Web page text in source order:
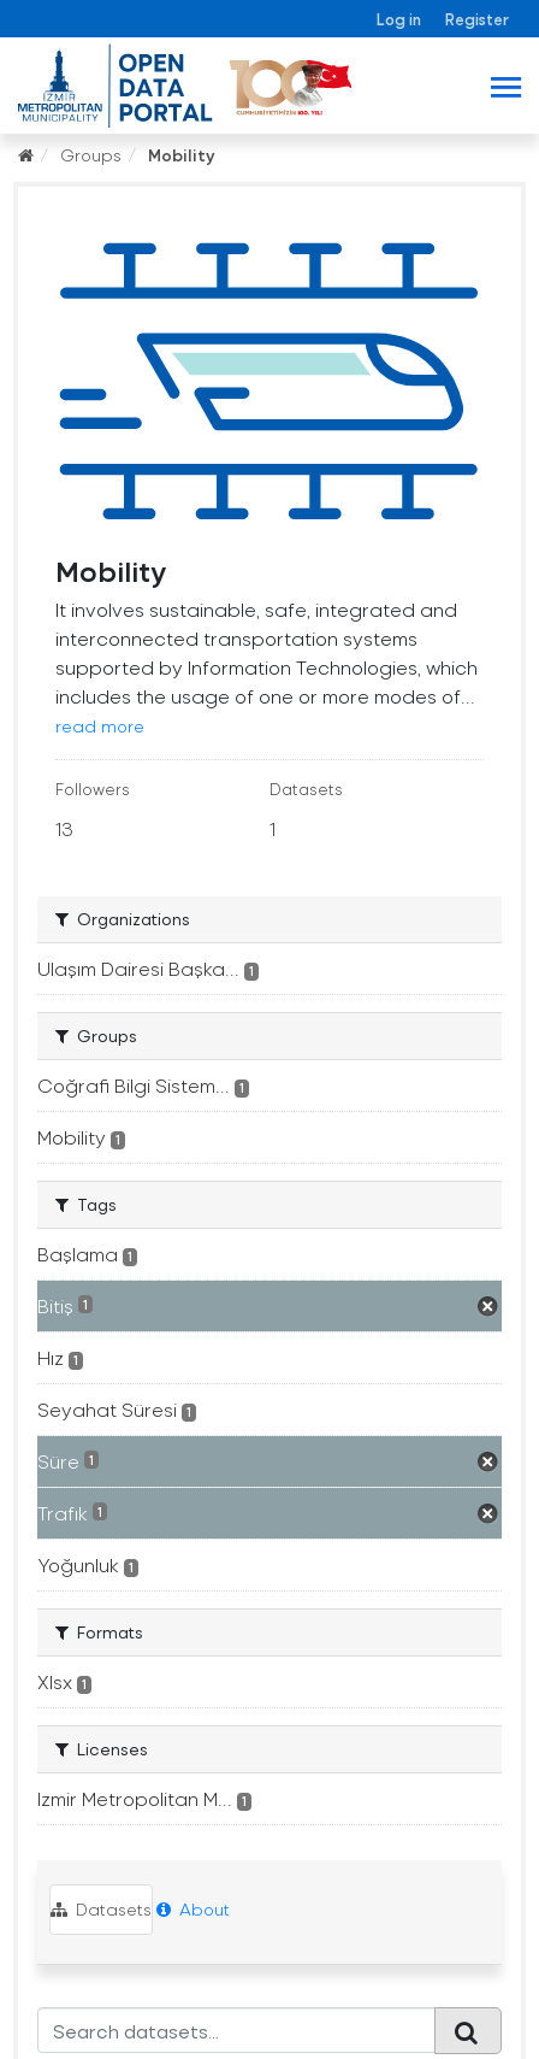
Log in Register
Groups Mobility
Mobility
It involves sustainable, safe, integrated and
interconnected transportation systems
supported by Information Technologies, which
includes the usage of one or more modes of...
read more
Followers
13
Datasets
1
Organizations
Ulaşım Dairesi Başka... 1
Groups
Coğrafi Bilgi Sistem... 1
Mobility 1
Tags
Başlama 1
Bitiş 1
Hız 1
Seyahat Süresi 1
Süre 1
Trafık 1
Yoğunluk 1
Formats
Xlsx 1
Licenses
Izmir Metropolitan M... 1
Datasets About